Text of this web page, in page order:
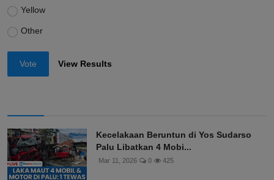
Yellow
Other
Vote View Results
Kecelakaan Beruntun di Yos Sudarso
Palu Libatkan 4 Mobi...
Mar 11, 2026 0 425